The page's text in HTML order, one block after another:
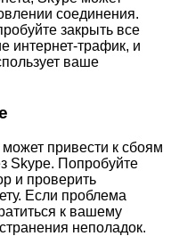
соединения.
закрыть все
интернет-трафик, и
ваше
привести к сбоям
Skype. Попробуйте
и проверить
Если проблема
к вашему
неполадок.